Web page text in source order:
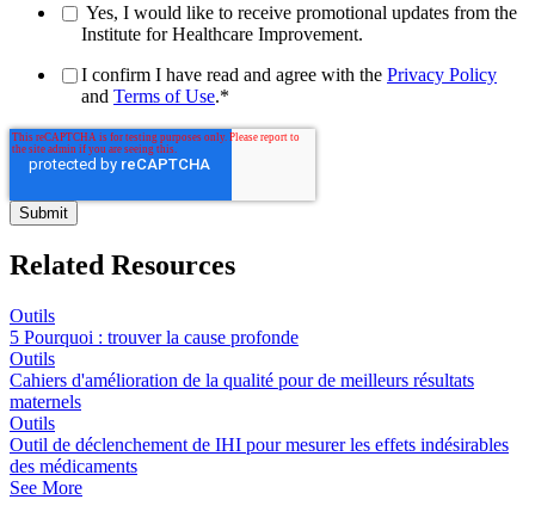
Yes, I would like to receive promotional updates from the
Institute for Healthcare Improvement.
I confirm I have read and agree with the Privacy Policy
and Terms of Use.*
Related Resources
Outils
5 Pourquoi : trouver la cause profonde
Outils
Cahiers d'amélioration de la qualité pour de meilleurs résultats
maternels
Outils
Outil de déclenchement de IHI pour mesurer les effets indésirables
des médicaments
See More